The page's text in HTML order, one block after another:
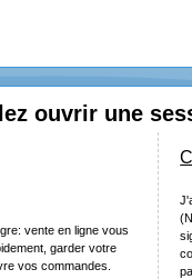
ouvrir une
vente en ligne vous
garder votre
vos commandes.